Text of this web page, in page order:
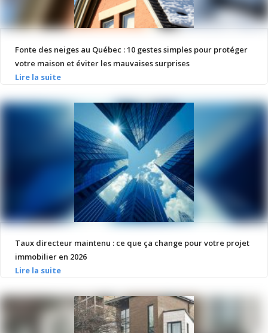
Fonte des neiges au Québec : 10 gestes simples pour protéger
votre maison et éviter les mauvaises surprises
Taux directeur maintenu : ce que ça change pour votre projet
immobilier en 2026